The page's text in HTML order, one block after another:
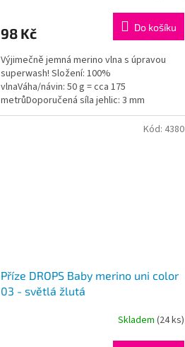
98 Kč Do košíku
Výjimečně jemná merino vlna s úpravou
superwash! Složení: 100%
vlnaVáha/návin: 50 g = cca 175
metrůDoporučená síla jehlic: 3 mm
Instagram: #dropsbabymerino
Příze DROPS Baby merino uni color
03 - světlá žlutá
Skladem (24 ks)
Kód: 4380